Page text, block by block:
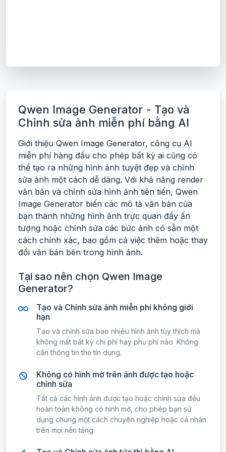
Qwen Image Generator - Tạo và
Chỉnh sửa ảnh miễn phí bằng AI
Giới thiệu Qwen Image Generator, công cụ AI
miễn phí hàng đầu cho phép bất kỳ ai cũng có
thể tạo ra những hình ảnh tuyệt đẹp và chỉnh
sửa ảnh một cách dễ dàng. Với khả năng render
văn bản và chỉnh sửa hình ảnh tiên tiến, Qwen
Image Generator biến các mô tả văn bản của
bạn thành những hình ảnh trực quan đầy ấn
tượng hoặc chỉnh sửa các bức ảnh có sẵn một
cách chính xác, bao gồm cả việc thêm hoặc thay
đổi văn bản bên trong hình ảnh.
Tại sao nên chọn Qwen Image
Generator?
Tạo và Chỉnh sửa ảnh miễn phí không giới
hạn
Tạo và chỉnh sửa bao nhiêu hình ảnh tùy thích mà
không mất bất kỳ chi phí hay phụ phí nào. Không
cần thông tin thẻ tín dụng.
Không có hình mờ trên ảnh được tạo hoặc
chỉnh sửa
Tất cả các hình ảnh được tạo hoặc chỉnh sửa đều
hoàn toàn không có hình mờ, cho phép bạn sử
dụng chúng một cách chuyên nghiệp hoặc cá nhân
trên mọi nền tảng.